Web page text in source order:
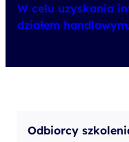
W celu uzyskania
działem
Odbiorcy